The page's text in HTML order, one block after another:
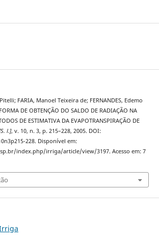
FARIA, Manoel Teixeira de; FERNANDES, Edemo
DE OBTENÇÃO DO SALDO DE RADIAÇÃO NA
DE ESTIMATIVA DA EVAPOTRANSPIRAÇÃO DE
l.], v. 10, n. 3, p. 215–228, 2005. DOI:
228. Disponível em:
index.php/irriga/article/view/3197. Acesso em: 7